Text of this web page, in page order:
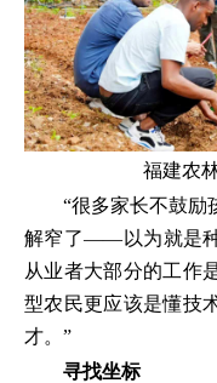
福建农
“很多家长不鼓励
解窄了——以为就是
从业者大部分的工作
型农民更应该是懂技
才。”
寻找坐标